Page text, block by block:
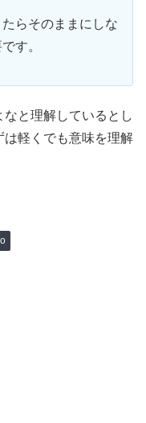
らそのままにしな
す。
と理解しているとし
軽くでも意味を理解